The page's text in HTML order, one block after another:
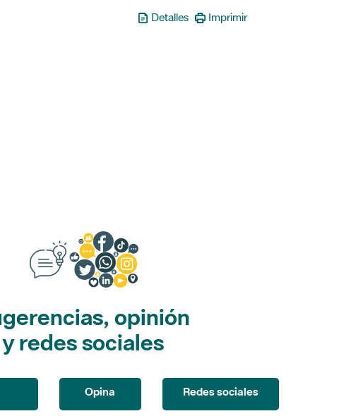
Detalles Imprimir
opinión
y redes sociales
Opina Redes sociales